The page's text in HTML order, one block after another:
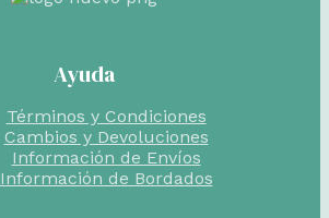
Ayuda
Términos y Condiciones
Cambios y Devoluciones
Información de Envíos
Información de Bordados